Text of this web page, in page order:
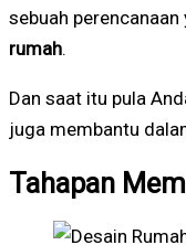
sebuah
rumah.
Dan saat itu pula
juga membantu
Tahapan